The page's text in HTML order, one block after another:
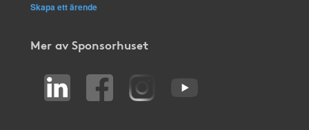
Skapa ett ärende
Mer av Sponsorhuset